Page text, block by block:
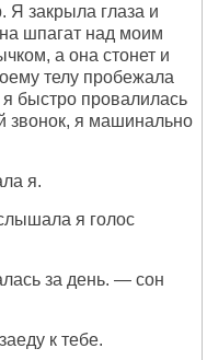
Я закрыла глаза и
шпагат над моим
а она стонет и
телу пробежала
быстро провалилась
звонок, я машинально
я.
я голос
за день. — сон
к тебе.